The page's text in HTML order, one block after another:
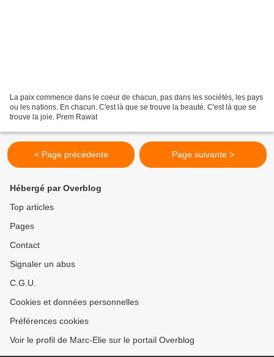
La paix commence dans le coeur de chacun, pas dans les sociétés, les pays
ou les nations. En chacun. C'est là que se trouve la beauté. C'est là que se
trouve la joie. Prem Rawat
< Page précédente Page suivante >
Hébergé par Overblog
Top articles
Pages
Contact
Signaler un abus
C.G.U.
Cookies et données personnelles
Préférences cookies
Voir le profil de Marc-Elie sur le portail Overblog